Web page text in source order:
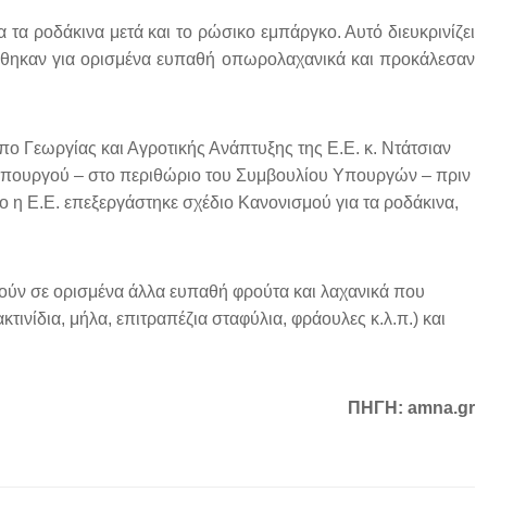
μετά και το ρώσικο εμπάργκο. Αυτό διευκρινίζει
για ορισμένα ευπαθή οπωρολαχανικά και προκάλεσαν
Γεωργίας και Αγροτικής Ανάπτυξης της Ε.Ε. κ. Ντάτσιαν
– στο περιθώριο του Συμβουλίου Υπουργών – πριν
Ε.Ε. επεξεργάστηκε σχέδιο Κανονισμού για τα ροδάκινα,
σε ορισμένα άλλα ευπαθή φρούτα και λαχανικά που
μήλα, επιτραπέζια σταφύλια, φράουλες κ.λ.π.) και
ΠΗΓΗ: amna.gr